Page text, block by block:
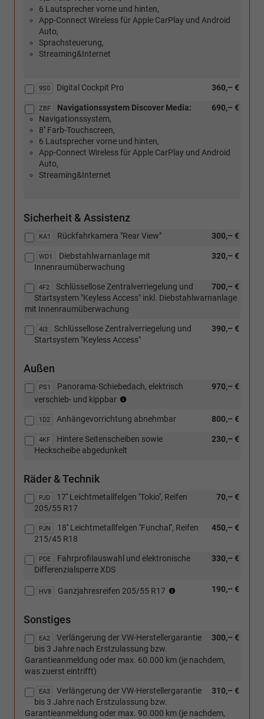
6 Lautsprecher vorne und hinten,
App-Connect Wireless für Apple CarPlay und Android
Auto,
Sprachsteuerung,
Streaming&Internet
9S0 360,– €
Digital Cockpit Pro
ZBF 690,– €
Navigationssystem Discover Media:
Navigationssystem,
8'' Farb-Touchscreen,
6 Lautsprecher vorne und hinten,
App-Connect Wireless für Apple CarPlay und Android
Auto,
Streaming&Internet
Sicherheit & Assistenz
KA1 300,– €
Rückfahrkamera "Rear View"
WD1 320,– €
Diebstahlwarnanlage mit
Innenraumüberwachung
4F2 700,– €
Schlüssellose Zentralverriegelung und
Startsystem "Keyless Access" inkl. Diebstahlwarnanlage
mit Innenraumüberwachung
4I3 390,– €
Schlüssellose Zentralverriegelung und
Startsystem "Keyless Access"
Außen
PS1 970,– €
Panorama-Schiebedach, elektrisch
verschieb- und kippbar
entfällt
der
1D2 800,– €
Anhängevorrichtung abnehmbar
4KF 230,– €
Hintere Seitenscheiben sowie
Heckscheibe abgedunkelt
Räder & Technik
PJD 70,– €
17'' Leichtmetallfelgen ''Tokio'', Reifen
205/55 R17
PJN 450,– €
18'' Leichtmetallfelgen ''Funchal'', Reifen
215/45 R18
PDE 330,– €
Fahrprofilauswahl und elektronische
Differenzialsperre XDS
HV8 190,– €
Ganzjahresreifen 205/55 R17
der
Felge
[P04]
Leichtmetallfelgen
Sonstiges
EA2 300,– €
Verlängerung der VW-Herstellergarantie
bis 3 Jahre nach Erstzulassung bzw.
Garantieanmeldung oder max. 60.000 km (je nachdem,
was zuerst eintrifft)
EA3 310,– €
Verlängerung der VW-Herstellergarantie
bis 3 Jahre nach Erstzulassung bzw.
Garantieanmeldung oder max. 90.000 km (je nachdem,